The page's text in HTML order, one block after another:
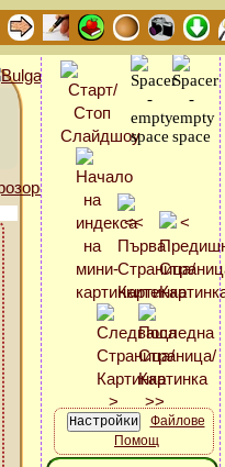
Файлове
Помощ